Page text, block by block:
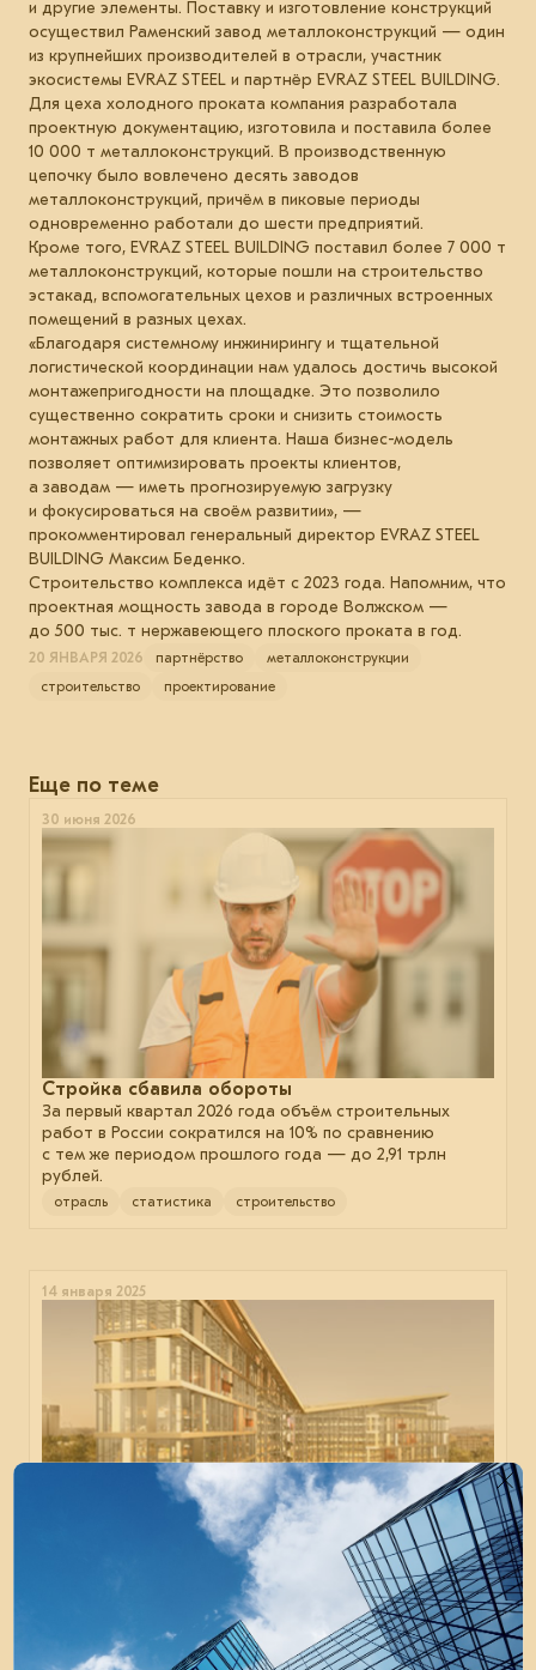
и другие элементы. Поставку и изготовление конструкций
осуществил Раменский завод металлоконструкций — один
из крупнейших производителей в отрасли, участник
экосистемы EVRAZ STEEL и партнёр EVRAZ STEEL BUILDING.
Для цеха холодного проката компания разработала
проектную документацию, изготовила и поставила более
10 000 т металлоконструкций. В производственную
цепочку было вовлечено десять заводов
металлоконструкций, причём в пиковые периоды
одновременно работали до шести предприятий.
Кроме того, EVRAZ STEEL BUILDING поставил более 7 000 т
металлоконструкций, которые пошли на строительство
эстакад, вспомогательных цехов и различных встроенных
помещений в разных цехах.
«Благодаря системному инжинирингу и тщательной
логистической координации нам удалось достичь высокой
монтажепригодности на площадке. Это позволило
существенно сократить сроки и снизить стоимость
монтажных работ для клиента. Наша бизнес-модель
позволяет оптимизировать проекты клиентов,
а заводам — иметь прогнозируемую загрузку
и фокусироваться на своём развитии», —
прокомментировал генеральный директор EVRAZ STEEL
BUILDING Максим Беденко.
Строительство комплекса идёт с 2023 года. Напомним, что
проектная мощность завода в городе Волжском —
до 500 тыс. т нержавеющего плоского проката в год.
20 ЯНВАРЯ 2026 партнёрство
металлоконструкции
строительство
проектирование
Еще по теме
30 июня 2026
Стройка сбавила обороты
За первый квартал 2026 года объём строительных
работ в России сократился на 10% по сравнению
с тем же периодом прошлого года — до 2,91 трлн
рублей.
отрасль статистика строительство
14 января 2025
Сложная архитектура для штаб⁠-⁠квартиры
Завершён монтаж металлических конструкций кровли
в здании компании «Яндекс».
строительство металлоконструкции монтаж